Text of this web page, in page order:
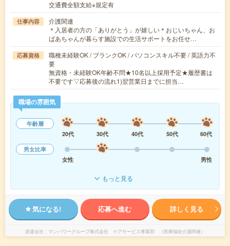
交通費全額支給※規定有
仕事内容
介護関連
＊入居者の方の「ありがとう」が嬉しい＊おじいちゃん、お
ばあちゃんが暮らす施設での生活サポートをお任せ…
応募資格
職種未経験OK / ブランクOK / パソコンスキル不要 / 英語力不
要
無資格・未経験OK年齢不問★10名以上採用予定★履歴書は
不要です▽応募後の流れ1)翌営業日までに担当…
職場の雰囲気
年齢層
20代
30代 40代 50代
60代
男女比率
女性
男性
もっと見る
気になる! 応募へ進む 詳しく見る
派遣会社 マンパワーグループ株式会社 ケアサービス事業部 （医療福祉介護関連）